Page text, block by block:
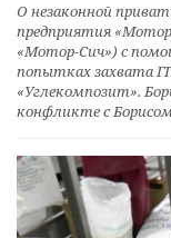
О незаконной
предприятия
«Мотор-Сич») с
попытках захвата
«Углекомпозит».
конфликте с